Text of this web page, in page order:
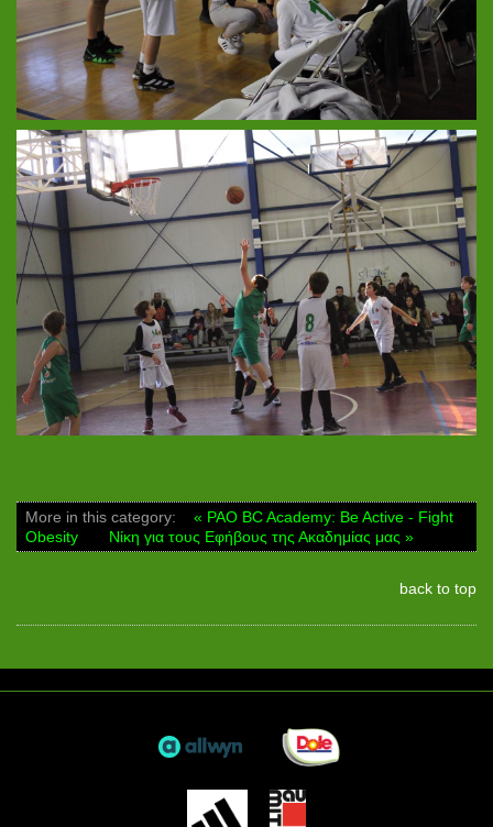
More in this category:
« PAO BC Academy: Be Active - Fight
Obesity
Νίκη για τους Εφήβους της Ακαδημίας μας »
back to top